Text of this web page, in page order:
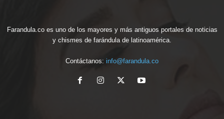
Farandula.co es uno de los mayores y más antiguos portales de noticias
y chismes de farándula de latinoamérica.
Contáctanos: info@farandula.co